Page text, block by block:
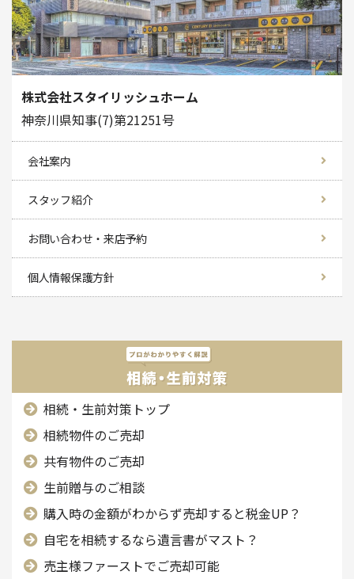
株式会社スタイリッシュホーム
神奈川県知事(7)第21251号
会社案内
スタッフ紹介
お問い合わせ・来店予約
個人情報保護方針
相続・生前対策トップ
相続物件のご売却
共有物件のご売却
生前贈与のご相談
購入時の金額がわからず売却すると税金UP？
自宅を相続するなら遺言書がマスト？
売主様ファーストでご売却可能